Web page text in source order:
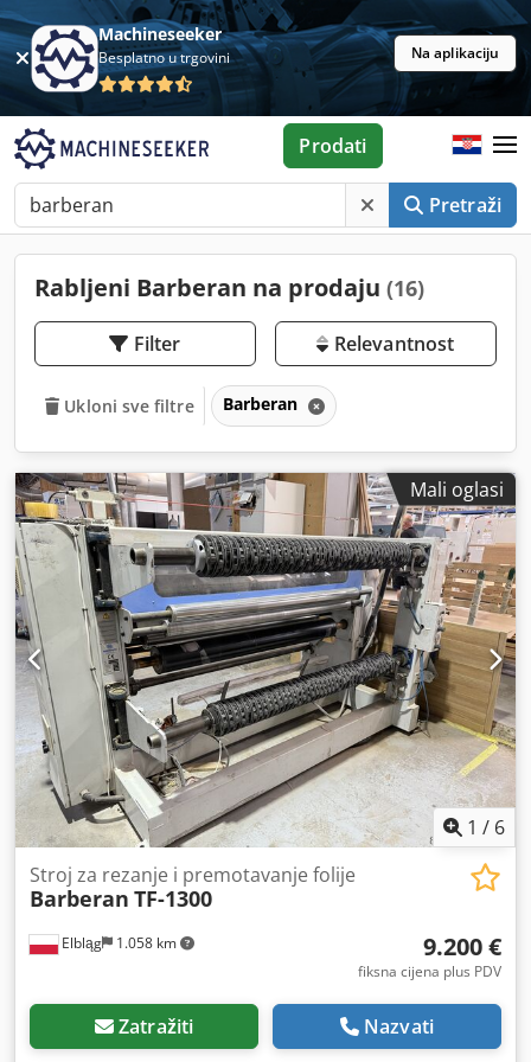
Machineseeker
Besplatno u trgovini Na aplikaciju
Pretraži
Prodati
Rabljeni Barberan na prodaju (16)
Filter Relevantnost
Ukloni sve filtre Barberan
Mali oglasi
1 / 6
Elbląg 1.058 km
Stroj za rezanje i premotavanje folije
Barberan TF-1300
9.200 €
fiksna cijena plus PDV
Zatražiti Nazvati